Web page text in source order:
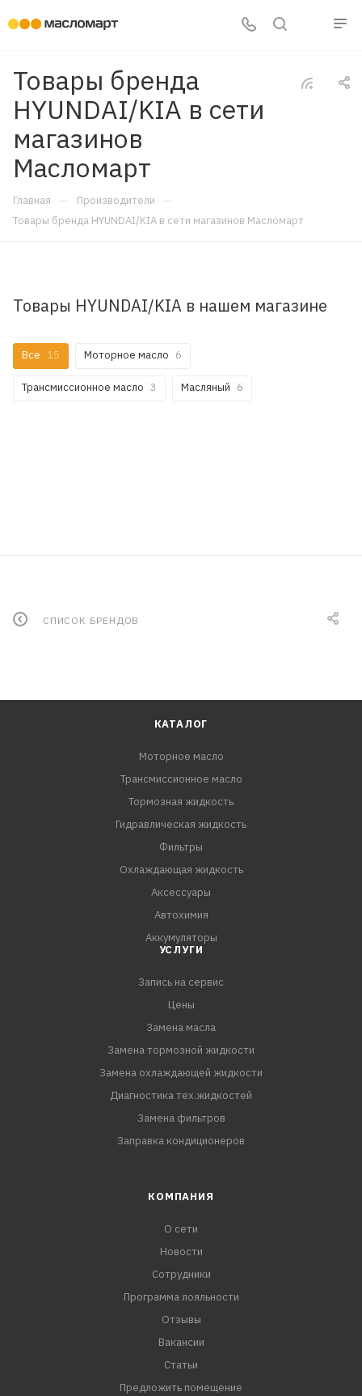
Товары бренда
HYUNDAI/KIA в сети
магазинов
Масломарт
Главная — Производители —
Товары бренда HYUNDAI/KIA в сети магазинов Масломарт
Товары HYUNDAI/KIA в нашем магазине
Все 15 Моторное масло 6
Трансмиссионное масло 3 Масляный 6
СПИСОК БРЕНДОВ
КАТАЛОГ
Моторное масло
Трансмиссионное масло
Тормозная жидкость
Гидравлическая жидкость
Фильтры
Охлаждающая жидкость
Аксессуары
Автохимия
Аккумуляторы
УСЛУГИ
Запись на сервис
Цены
Замена масла
Замена тормозной жидкости
Замена охлаждающей жидкости
Диагностика тех.жидкостей
Замена фильтров
Заправка кондиционеров
КОМПАНИЯ
О сети
Новости
Сотрудники
Программа лояльности
Отзывы
Вакансии
Статьи
Предложить помещение